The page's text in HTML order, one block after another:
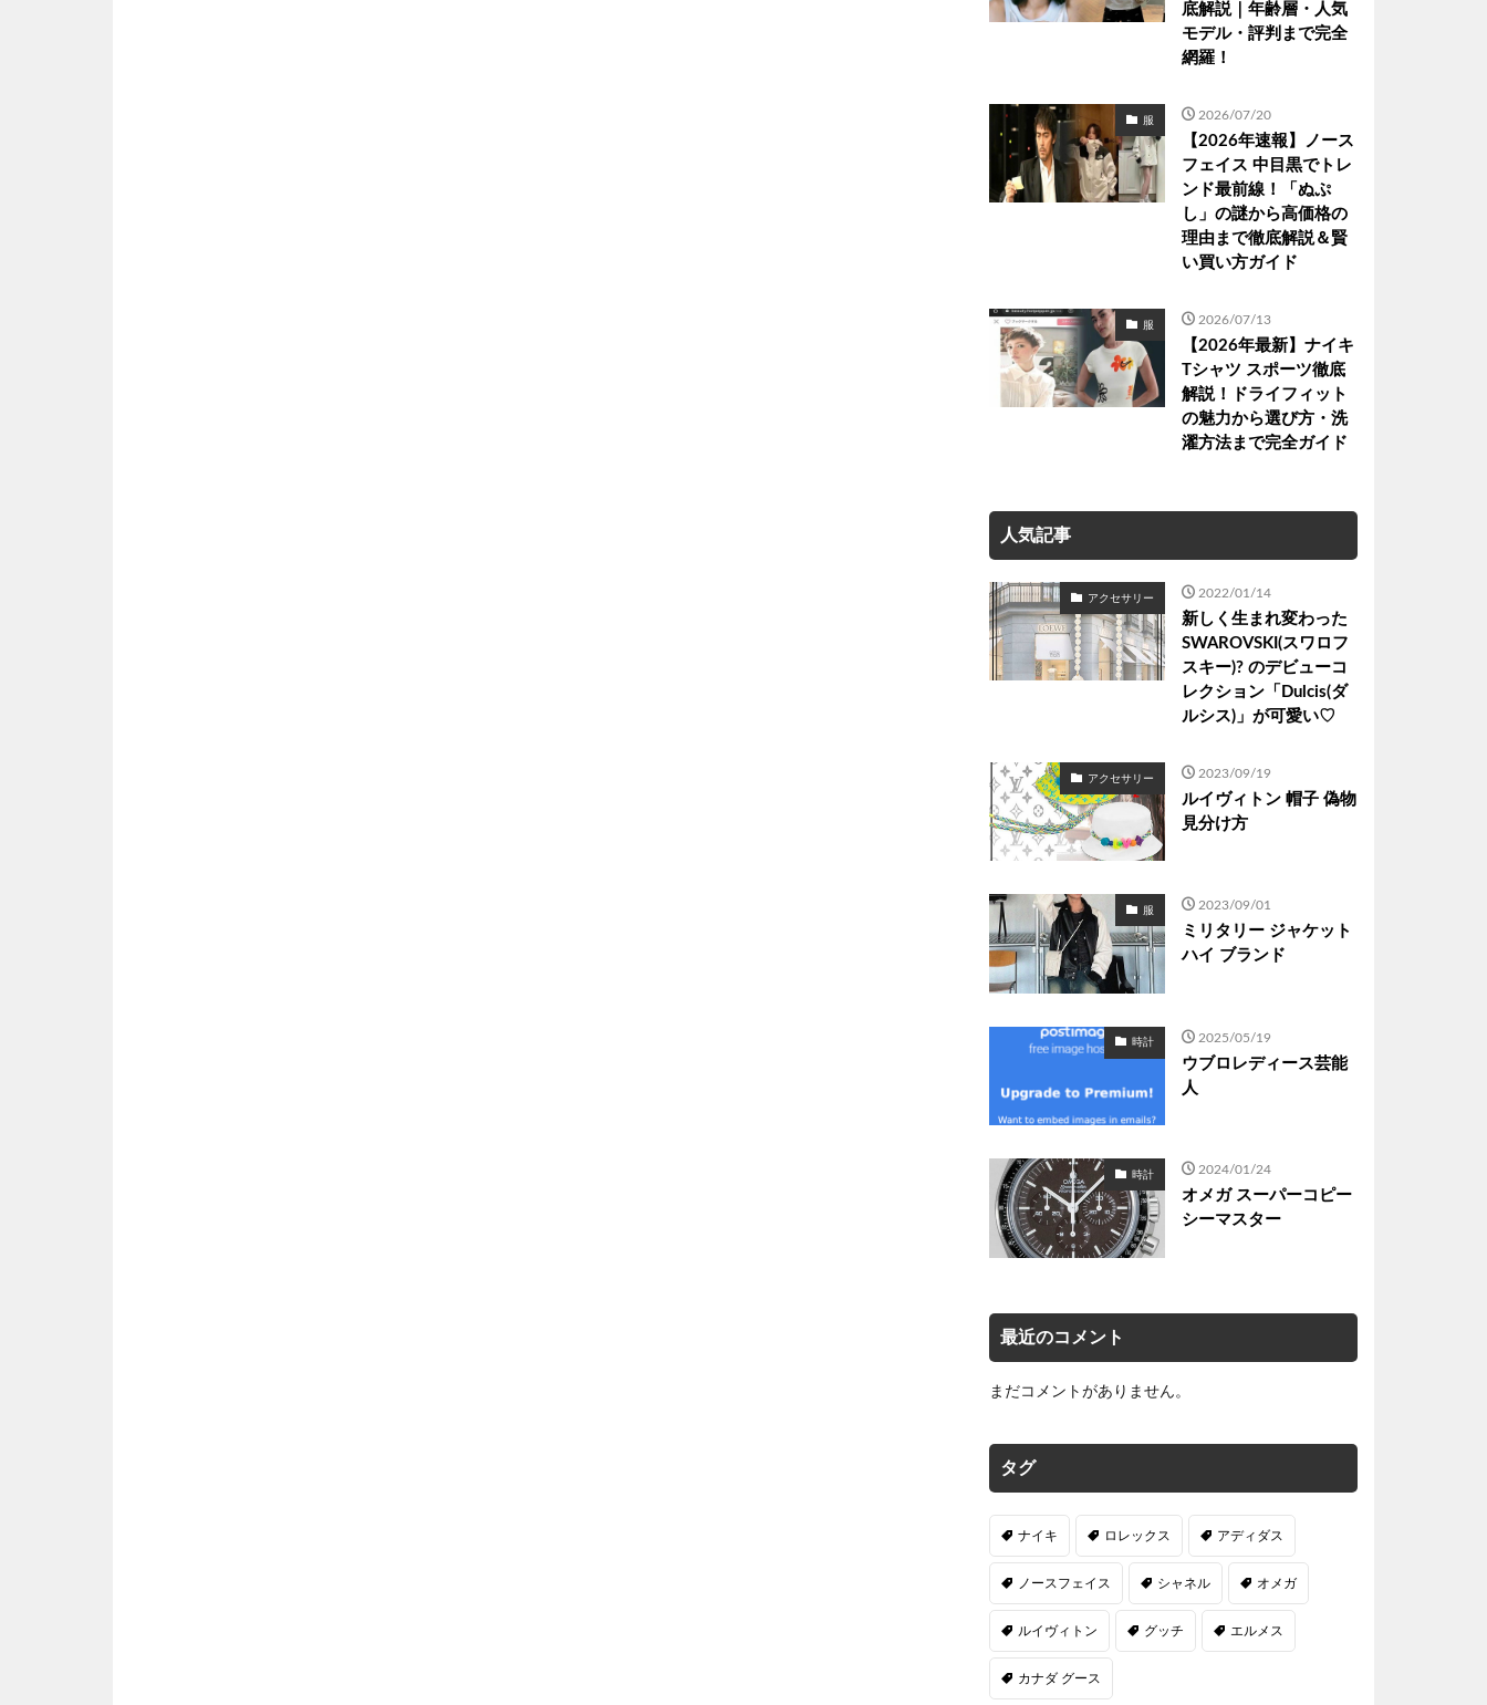
底解説｜年齢層・人気
モデル・評判まで完全
網羅！
服 2026/07/20
【2026年速報】ノース
フェイス 中目黒でトレ
ンド最前線！「ぬぷ
し」の謎から高価格の
理由まで徹底解説＆賢
い買い方ガイド
服 2026/07/13
【2026年最新】ナイキ
Tシャツ スポーツ徹底
解説！ドライフィット
の魅力から選び方・洗
濯方法まで完全ガイド
人気記事
アクセサリー 2022/01/14
新しく生まれ変わった
SWAROVSKI(スワロフ
スキー)? のデビューコ
レクション「Dulcis(ダ
ルシス)」が可愛い♡
アクセサリー 2023/09/19
ルイヴィトン 帽子 偽物
見分け方
服 2023/09/01
ミリタリー ジャケット
ハイ ブランド
時計 2025/05/19
ウブロレディース芸能
人
時計 2024/01/24
オメガ スーパーコピー
シーマスター
最近のコメント
まだコメントがありません。
タグ
ナイキ ロレックス アディダス
ノースフェイス シャネル オメガ
ルイヴィトン グッチ エルメス
カナダ グース